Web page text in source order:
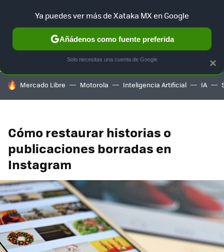
SELECCIÓN GAMING HOME AUTO TERRITORIO
HOY SE HABLA DE
Mercado Libre Motorola Inteligencia Artificial IA
Cómo restaurar historias o
publicaciones borradas en
Instagram
×
Ya puedes ver más de Xataka MX en Google
Añádenos como fuente preferida
Solo necesitas una cuenta de Google